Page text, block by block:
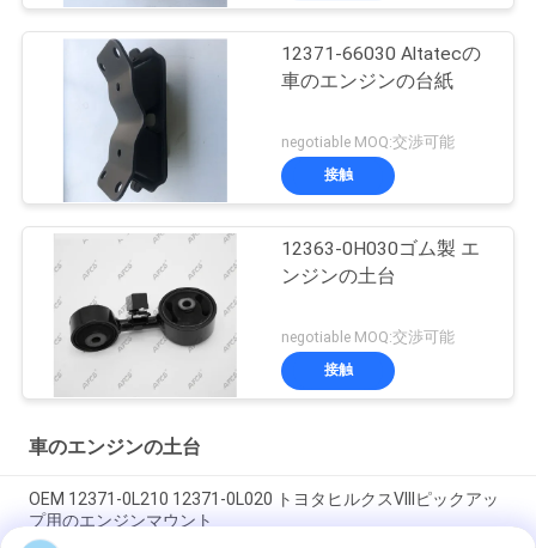
12371-66030 Altatecの
車のエンジンの台紙
negotiable MOQ:交渉可能
接触
12363-0H030ゴム製 エ
ンジンの土台
negotiable MOQ:交渉可能
接触
車のエンジンの土台
OEM 12371-0L210 12371-0L020 トヨタヒルクスVIIIピックアッ
プ用のエンジンマウント